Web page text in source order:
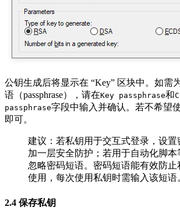
公钥生成后将显示在 “Key” 区块中。如需
语（passphrase），请在Key passphrase和
passphrase字段中输入并确认。若不希望
即可。
建议：若私钥用于交互式登录，设置
加一层安全防护；若用于自动化脚
忽略密码短语。密码短语能有效防止
使用，每次使用私钥时需输入该短语
2.4 保存私钥